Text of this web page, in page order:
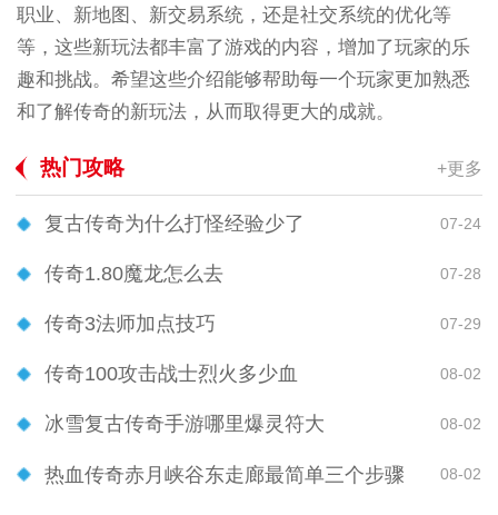
职业、新地图、新交易系统，还是社交系统的优化等
等，这些新玩法都丰富了游戏的内容，增加了玩家的乐
趣和挑战。希望这些介绍能够帮助每一个玩家更加熟悉
和了解传奇的新玩法，从而取得更大的成就。
热门攻略 +更多
复古传奇为什么打怪经验少了 07-24
传奇1.80魔龙怎么去 07-28
传奇3法师加点技巧 07-29
传奇100攻击战士烈火多少血 08-02
冰雪复古传奇手游哪里爆灵符大 08-02
热血传奇赤月峡谷东走廊最简单三个步骤 08-02